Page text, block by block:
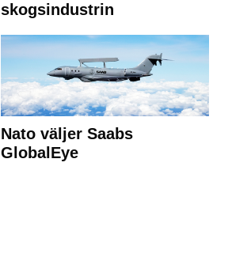
skogsindustrin
Nato väljer Saabs
GlobalEye